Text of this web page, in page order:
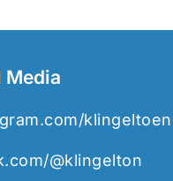
Media
@klingelton